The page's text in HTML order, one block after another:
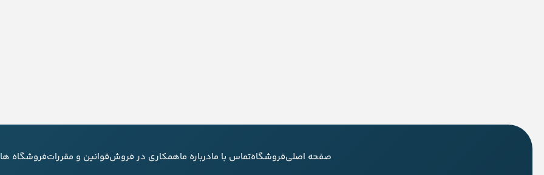
صفحه اصلیفروشگاهتماس با مادرباره ماهمکاری در فروشقوانین و مقرراتفروشگاه